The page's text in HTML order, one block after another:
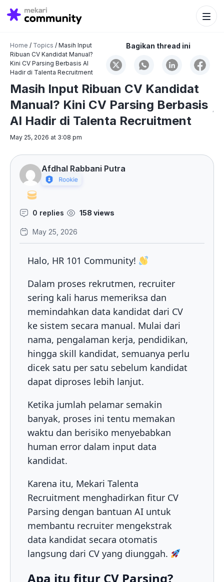
Search
for:
Search
Home / Topics / Masih Input
Ribuan CV Kandidat Manual?
Kini CV Parsing Berbasis AI
Hadir di Talenta Recruitment
Bagikan thread ini
Masih Input Ribuan CV Kandidat
Manual? Kini CV Parsing Berbasis
AI Hadir di Talenta Recruitment
May 25, 2026 at 3:08 pm
Afdhal Rabbani Putra
0 replies 158 views
May 25, 2026
Halo, HR 101 Community!
Dalam proses rekrutmen, recruiter
sering kali harus memeriksa dan
memindahkan data kandidat dari CV
ke sistem secara manual. Mulai dari
nama, pengalaman kerja, pendidikan,
hingga skill kandidat, semuanya perlu
dicek satu per satu sebelum kandidat
dapat diproses lebih lanjut.
Ketika jumlah pelamar semakin
banyak, proses ini tentu memakan
waktu dan berisiko menyebabkan
human error dalam input data
kandidat.
Karena itu, Mekari Talenta
Recruitment menghadirkan fitur CV
Parsing dengan bantuan AI untuk
membantu recruiter mengekstrak
data kandidat secara otomatis
langsung dari CV yang diunggah.
Apa itu fitur CV Parsing?